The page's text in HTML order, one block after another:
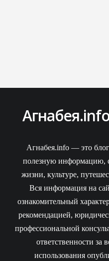
Агнабея.info — это
полезную информацию,
жизни, культуре,
Вся информация на
ознакомительный
рекомендацией,
профессиональной
ответственности за
использования